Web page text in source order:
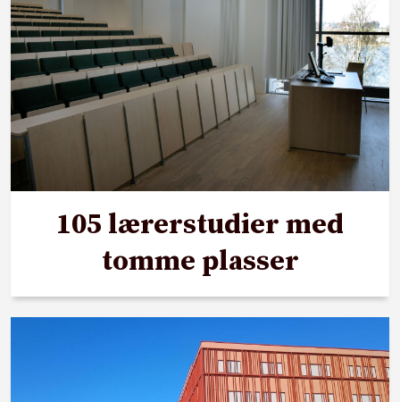
105 lærerstudier med
tomme plasser